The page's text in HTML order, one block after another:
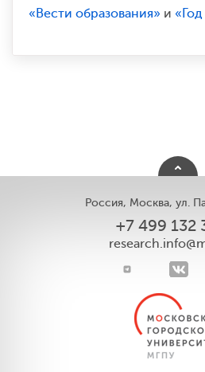
«Вести образования» и
Россия, Москва, ул.
+7 499 132